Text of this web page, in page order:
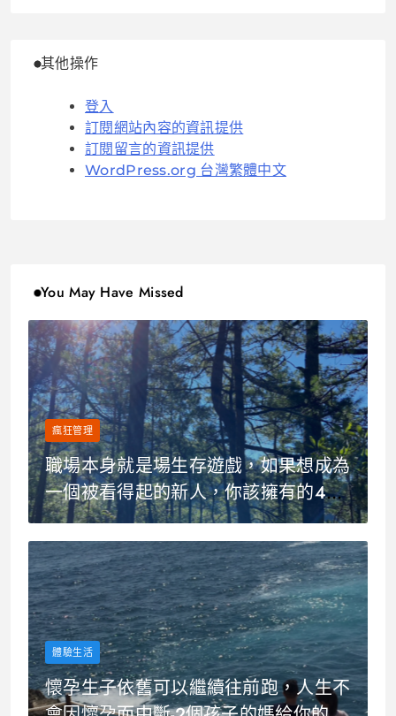
其他操作
登入
訂閱網站內容的資訊提供
訂閱留言的資訊提供
WordPress.org 台灣繁體中文
You May Have Missed
瘋狂管理
職場本身就是場生存遊戲，如果想成為
一個被看得起的新人，你該擁有的4個
心態哲學
體驗生活
懷孕生子依舊可以繼續往前跑，人生不